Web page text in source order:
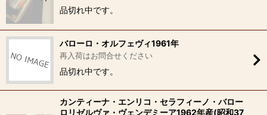
品切れ中です。
バローロ・オルフェヴィ1961年
再入荷はお問合せください
品切れ中です。
カンティーナ・エンリコ・セラフィーノ・バロー
ロリゼルヴァ・ヴェンデミーア1962年産(昭和37